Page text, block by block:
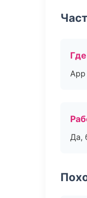
App
Да,